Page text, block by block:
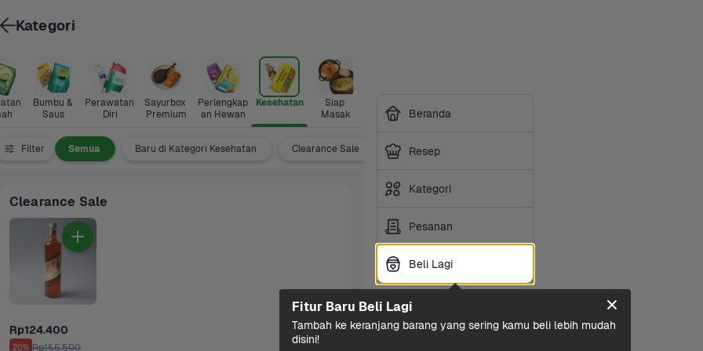
Bumbu &
Saus
Perawatan
Diri
Sayurbox
Premium
Perlengkap
an Hewan
Kesehatan
Siap
Masak
Filter Semua Baru di Kategori Kesehatan Clearance Sale Vitamin
Clearance Sale
Rp124.400
20% Rp155.500
Beranda
Resep
Kategori
Pesanan
Beli Lagi
Kategori
Beli Lagi
Fitur Baru Beli Lagi
Tambah ke keranjang barang yang sering kamu beli lebih mudah
disini!